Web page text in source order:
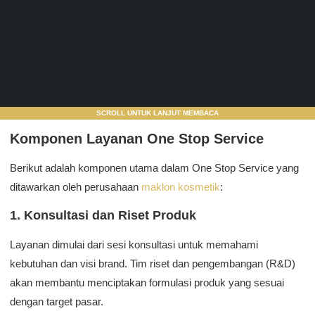
SCROLL UNTUK LANJUT MEMBACA
Komponen Layanan One Stop Service
Berikut adalah komponen utama dalam One Stop Service yang
ditawarkan oleh perusahaan maklon kosmetik:
1. Konsultasi dan Riset Produk
Layanan dimulai dari sesi konsultasi untuk memahami
kebutuhan dan visi brand. Tim riset dan pengembangan (R&D)
akan membantu menciptakan formulasi produk yang sesuai
dengan target pasar.